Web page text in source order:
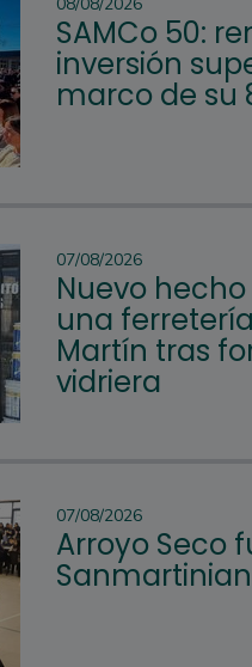
SAMCo 50:
inversión
marco de su
07/08/2026
Nuevo
una
Martín tras
vidriera
07/08/2026
Arroyo Seco